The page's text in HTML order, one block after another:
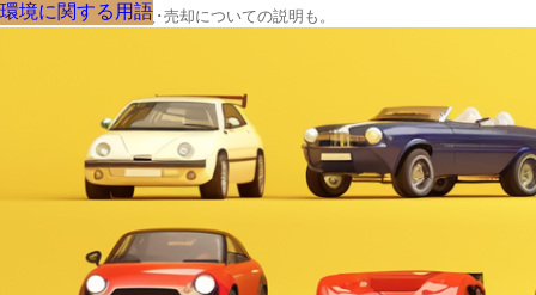
クルマの大辞典、購入･売却についての説明も。
環境に関する用語
環境に関する用語
環境に関する用語
環境に関する用語
環境に関する用語
環境に関する用語
環境に関する用語
環境に関する用語
環境に関する用語